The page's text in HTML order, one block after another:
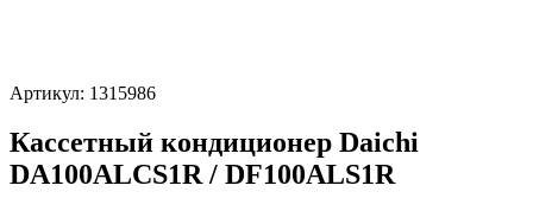
Артикул: 1315986
Кассетный кондиционер Daichi
DA100ALCS1R / DF100ALS1R